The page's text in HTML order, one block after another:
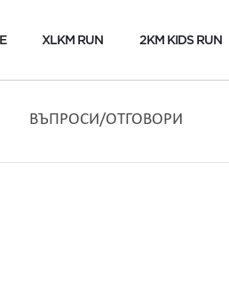
XLKM RUN 2KM KIDS RUN
ВЪПРОСИ/ОТГОВОРИ